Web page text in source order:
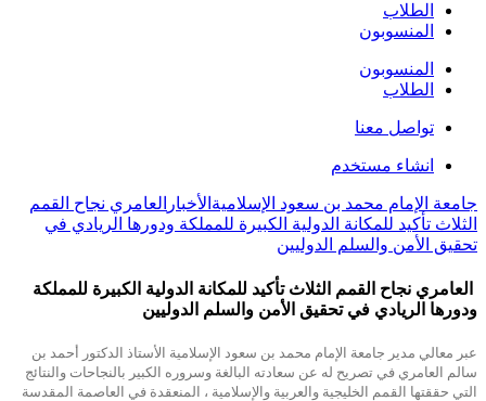
الطلاب
المنسوبون
المنسوبون
الطلاب
تواصل معنا
انشاء مستخدم
جامعة الإمام محمد بن سعود الإسلامية الأخبار العامري نجاح القمم
الثلاث تأكيد للمكانة الدولية الكبيرة للمملكة ودورها الريادي في
تحقيق الأمن والسلم الدوليين
العامري نجاح القمم الثلاث تأكيد للمكانة الدولية الكبيرة للمملكة
ودورها الريادي في تحقيق الأمن والسلم الدوليين
عبر معالي مدير جامعة الإمام محمد بن سعود الإسلامية الأستاذ الدكتور أحمد بن
سالم العامري في تصريح له عن سعادته البالغة وسروره الكبير بالنجاحات والنتائج
التي حققتها القمم الخليجية والعربية والإسلامية ، المنعقدة في العاصمة المقدسة